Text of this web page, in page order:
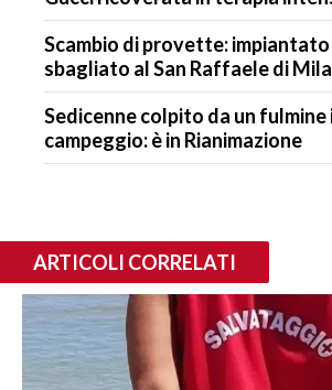
Scambio di provette:
sbagliato al San Raffaele di
Sedicenne colpito da un fulmine
campeggio: è in Rianimazione
ARTICOLI CORRELATI